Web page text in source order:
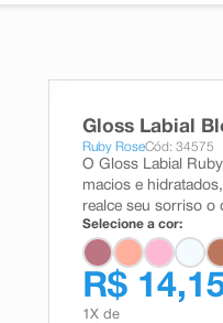
Gloss Labial
Ruby RoseCód: 34575
O Gloss Labial
macios e
realce seu sorriso o
Selecione a cor:
R$
1 X de